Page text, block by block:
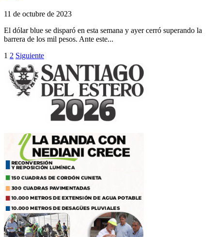
11 de octubre de 2023
El dólar blue se disparó en esta semana y ayer cerró superando la
barrera de los mil pesos. Ante este...
Paginación
de
entradas
1 2 Siguiente